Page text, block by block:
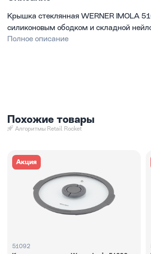
Крышка стеклянная WERNER IMOLA
силиконовым ободком и складной
Полное описание
Похожие товары
Алгоритмы Retail Rocket
Акция
51092